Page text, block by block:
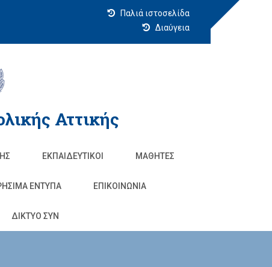
Παλιά ιστοσελίδα
Διαύγεια
Αττικής
ΕΚΠΑΙΔΕΥΤΙΚΟΊ ΜΑΘΗΤΈΣ
ΕΝΤΥΠΑ ΕΠΙΚΟΙΝΩΝΊΑ
ΔΙΚΤΥΟ ΣΥΝ